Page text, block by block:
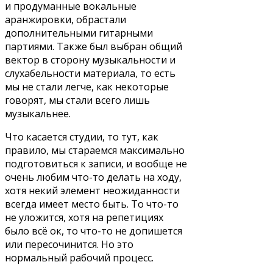
и продуманные вокальные
аранжировки, обрастали
дополнительными гитарными
партиями. Также был выбран общий
вектор в сторону музыкальности и
слухабельности материала, то есть
мы не стали легче, как некоторые
говорят, мы стали всего лишь
музыкальнее.
Что касается студии, то тут, как
правило, мы стараемся максимально
подготовиться к записи, и вообще не
очень любим что-то делать на ходу,
хотя некий элемент неожиданности
всегда имеет место быть. То что-то
не уложится, хотя на репетициях
было всё ок, то что-то не допишется
или пересочинится. Но это
нормальный рабочий процесс.